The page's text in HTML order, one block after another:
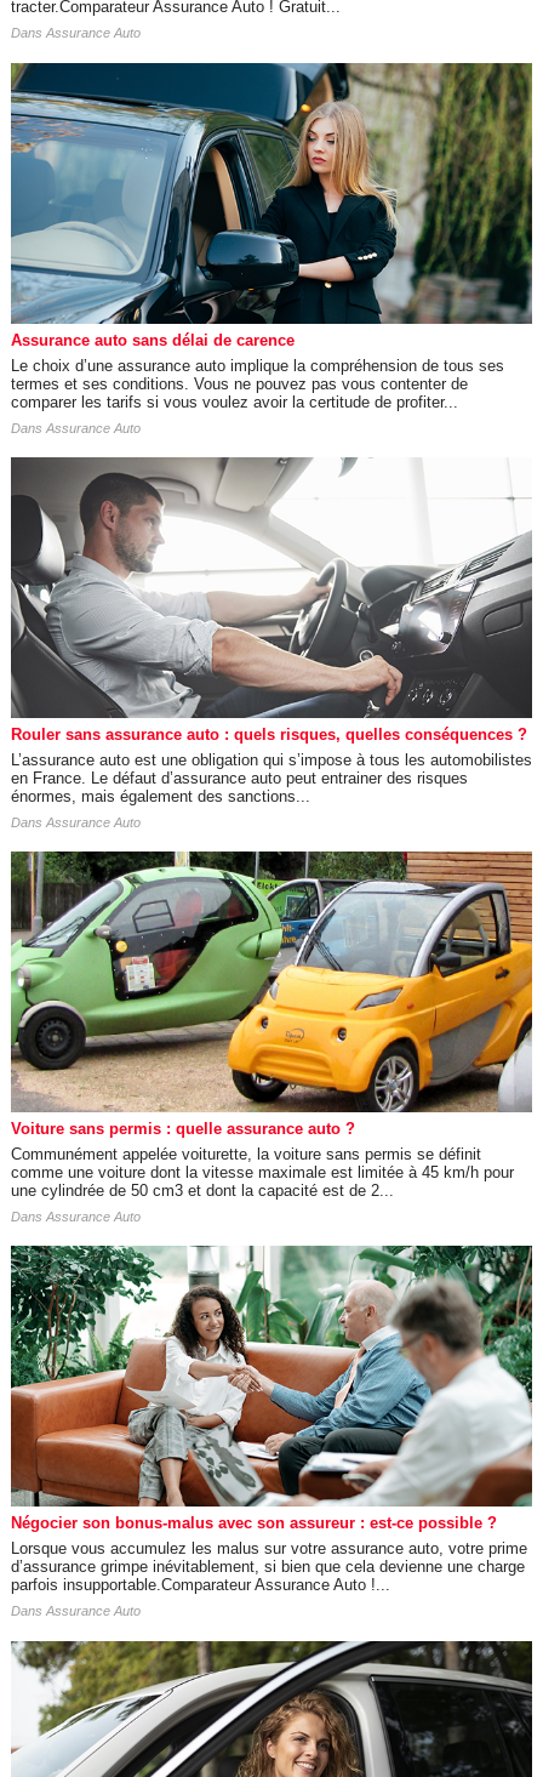
tracter.Comparateur Assurance Auto ! Gratuit...
DansAssurance Auto
Assurance auto sans délai de carence
Le choix d’une assurance auto implique la compréhension de tous ses
termes et ses conditions. Vous ne pouvez pas vous contenter de
comparer les tarifs si vous voulez avoir la certitude de profiter...
Dans Assurance Auto
Rouler sans assurance auto : quels risques, quelles conséquences ?
L’assurance auto est une obligation qui s’impose à tous les automobilistes
en France. Le défaut d’assurance auto peut entrainer des risques
énormes, mais également des sanctions...
Dans Assurance Auto
Voiture sans permis : quelle assurance auto ?
Communément appelée voiturette, la voiture sans permis se définit
comme une voiture dont la vitesse maximale est limitée à 45 km/h pour
une cylindrée de 50 cm3 et dont la capacité est de 2...
Dans Assurance Auto
Négocier son bonus-malus avec son assureur : est-ce possible ?
Lorsque vous accumulez les malus sur votre assurance auto, votre prime
d’assurance grimpe inévitablement, si bien que cela devienne une charge
parfois insupportable.Comparateur Assurance Auto !...
DansAssurance Auto